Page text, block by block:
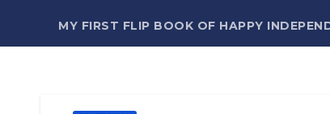
MY FIRST FLIP BOOK OF HAPPY